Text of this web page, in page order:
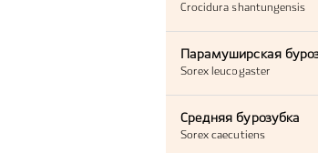
Crocidura shantungensis
Парамуширская
Sorex leucogaster
Средняя бурозубка
Sorex caecutiens